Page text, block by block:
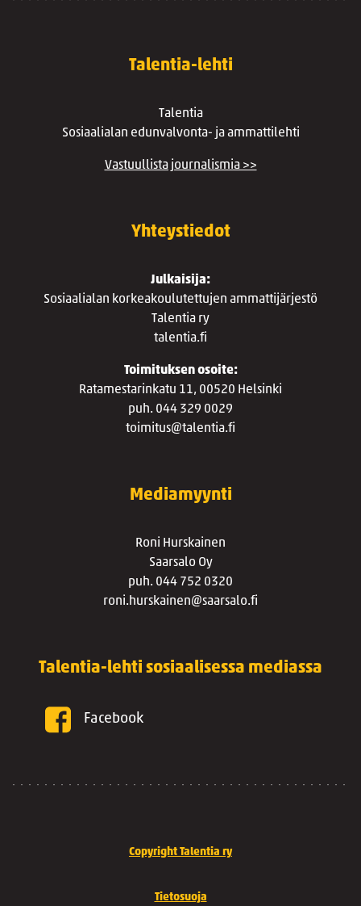
Talentia-lehti
Talentia
Sosiaalialan edunvalvonta- ja ammattilehti
Vastuullista journalismia >>
Yhteystiedot
Julkaisija:
Sosiaalialan korkeakoulutettujen ammattijärjestö
Talentia ry
talentia.fi
Toimituksen osoite:
Ratamestarinkatu 11, 00520 Helsinki
puh. 044 329 0029
toimitus@talentia.fi
Mediamyynti
Roni Hurskainen
Saarsalo Oy
puh. 044 752 0320
roni.hurskainen@saarsalo.fi
Talentia-lehti sosiaalisessa mediassa
Facebook
Copyright Talentia ry
Tietosuoja